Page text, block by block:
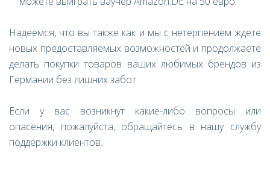
Надеемся, что вы также как и мы с нетерпением ждете
новых предоставляемых возможностей и продолжаете
делать покупки товаров ваших любимых брендов из
Германии без лишних забот.
Если у вас возникнут какие-либо вопросы или
опасения, пожалуйста, обращайтесь в нашу службу
поддержки клиентов.